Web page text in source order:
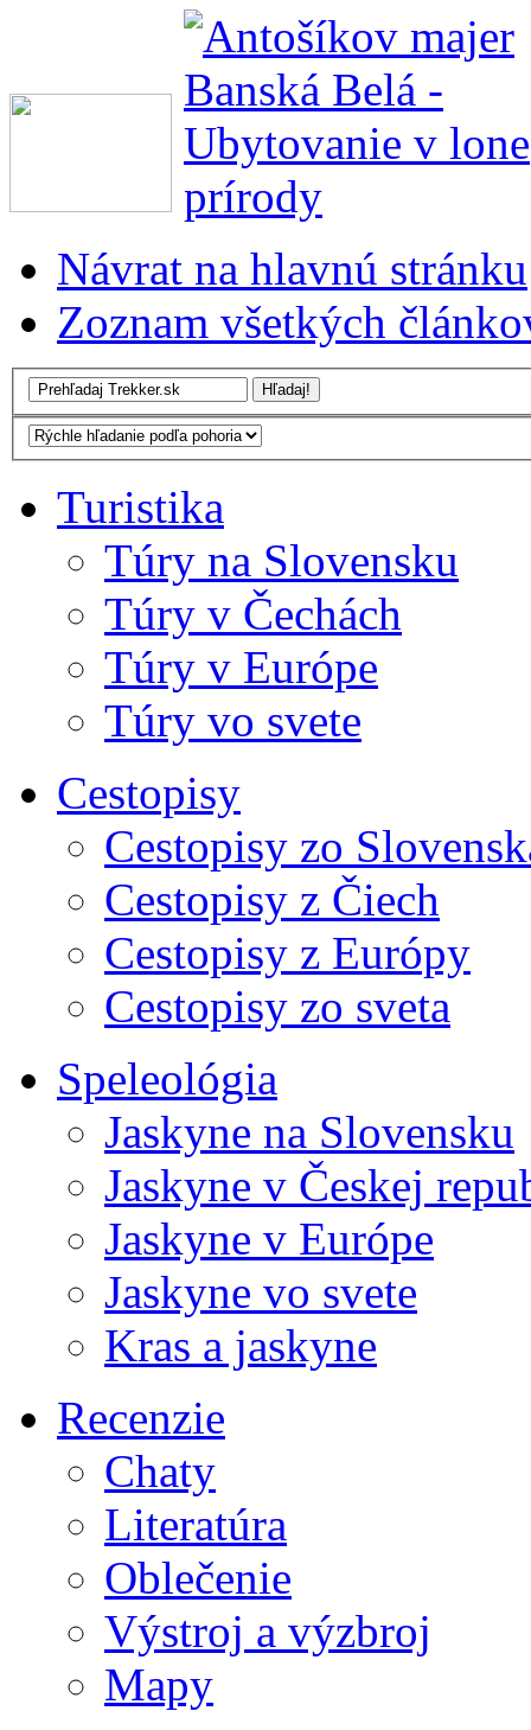
Návrat na hlavnú stránku
Zoznam všetkých
Turistika
Túry na Slovensku
Túry v Čechách
Túry v Európe
Túry vo svete
Cestopisy
Cestopisy zo
Cestopisy z Čiech
Cestopisy z Európy
Cestopisy zo sveta
Speleológia
Jaskyne na Slovensku
Jaskyne v Českej
Jaskyne v Európe
Jaskyne vo svete
Kras a jaskyne
Recenzie
Chaty
Literatúra
Oblečenie
Výstroj a výzbroj
Mapy